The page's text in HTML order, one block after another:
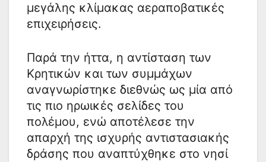
μεγάλης κλίμακας αεραποβατικές
επιχειρήσεις.
Παρά την ήττα, η αντίσταση των
Κρητικών και των συμμάχων
αναγνωρίστηκε διεθνώς ως μία από
τις πιο ηρωικές σελίδες του
πολέμου, ενώ αποτέλεσε την
απαρχή της ισχυρής αντιστασιακής
δράσης που αναπτύχθηκε στο νησί